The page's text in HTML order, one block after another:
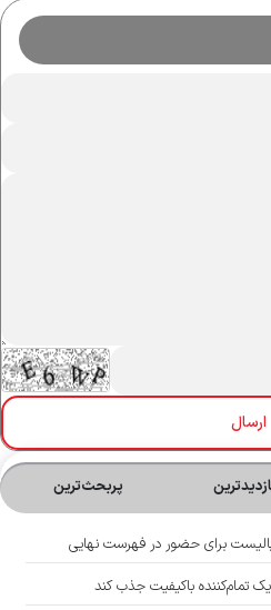
پربحث‌ترین‌
تمام‌کننده باکیفیت جذب کند